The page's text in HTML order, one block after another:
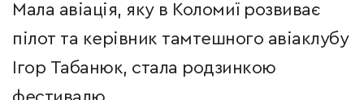
Мала авіація, яку в Коломиї розвиває
пілот та керівник тамтешного авіаклубу
Ігор Табанюк, стала родзинкою